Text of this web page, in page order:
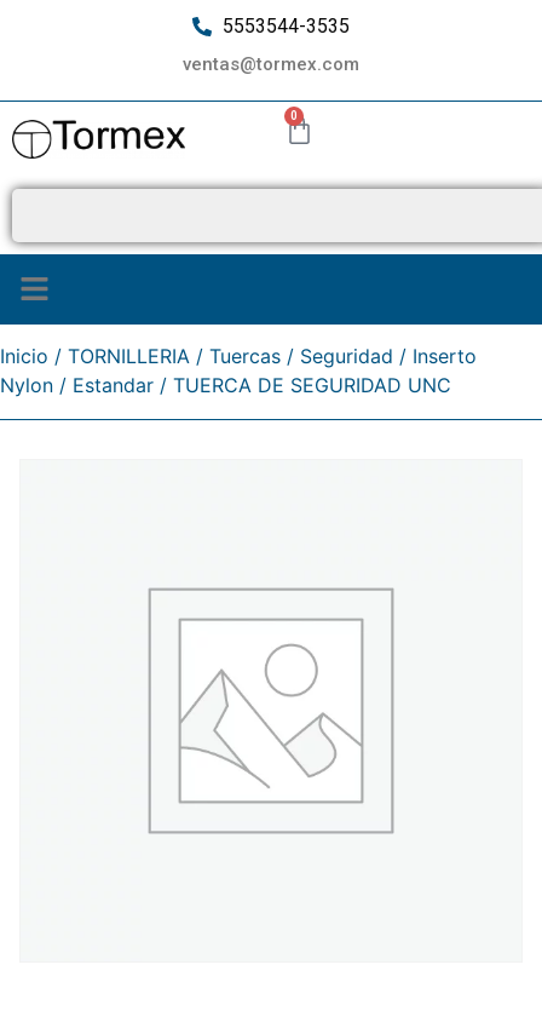
5553544-3535
ventas@tormex.com
0
Inicio / TORNILLERIA / Tuercas / Seguridad / Inserto
Nylon / Estandar / TUERCA DE SEGURIDAD UNC